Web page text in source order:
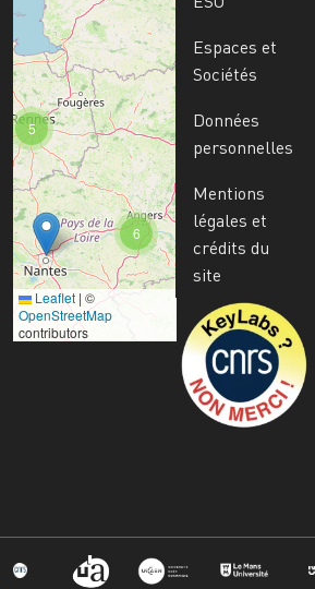
6
5
Leaflet | ©
OpenStreetMap
contributors
Espaces et
Sociétés
Données
personnelles
Mentions
légales et
crédits du
site
Image